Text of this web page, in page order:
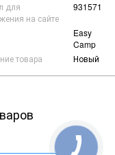
для
на сайте
931571
Easy
Camp
товара
Новый